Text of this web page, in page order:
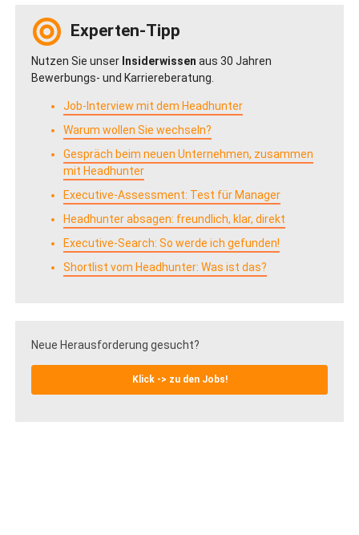
Experten-Tipp
Nutzen Sie unser Insiderwissen aus 30 Jahren
Bewerbungs- und Karriereberatung.
Job-Interview mit dem Headhunter
Warum wollen Sie wechseln?
Gespräch beim neuen Unternehmen, zusammen
mit Headhunter
Executive-Assessment: Test für Manager
Headhunter absagen: freundlich, klar, direkt
Executive-Search: So werde ich gefunden!
Shortlist vom Headhunter: Was ist das?
Neue Herausforderung gesucht?
Klick -> zu den Jobs!